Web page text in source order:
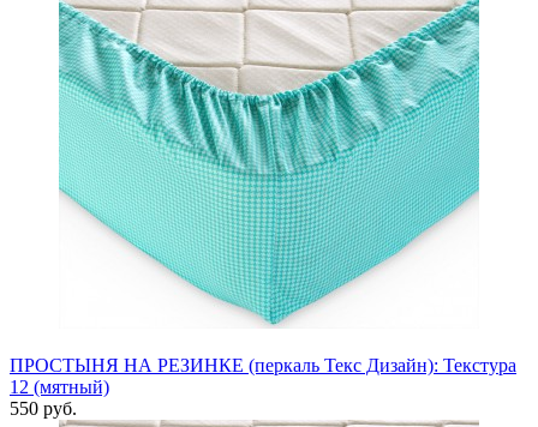
ПРОСТЫНЯ НА РЕЗИНКЕ (перкаль Текс Дизайн): Текстура
12 (мятный)
550 руб.